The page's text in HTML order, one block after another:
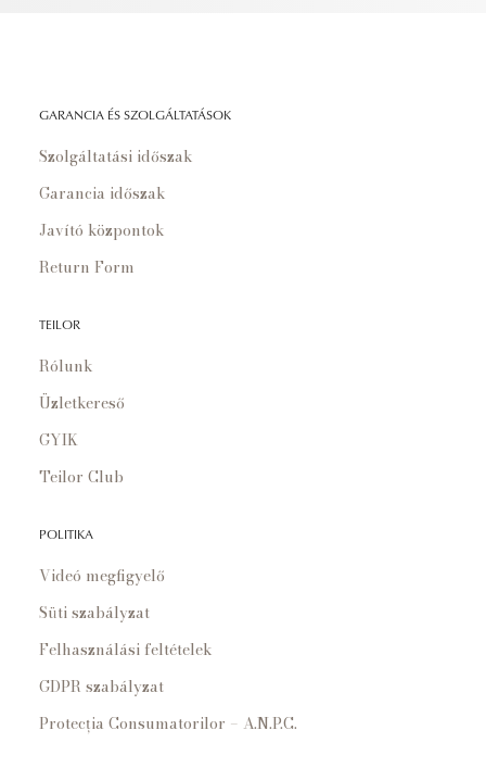
GARANCIA ÉS SZOLGÁLTATÁSOK
Szolgáltatási időszak
Garancia időszak
Javító központok
Return Form
TEILOR
Rólunk
Üzletkereső
GYIK
Teilor Club
POLITIKA
Videó megfigyelő
Süti szabályzat
Felhasználási feltételek
GDPR szabályzat
Protecția Consumatorilor – A.N.P.C.